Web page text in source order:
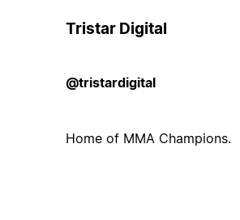
Tristar Digital
@tristardigital
Home of MMA Champions.